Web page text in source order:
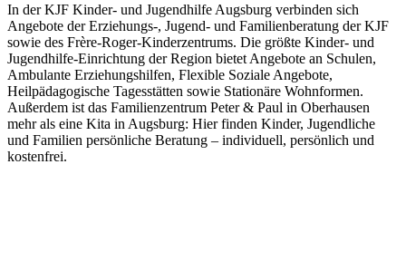
In der KJF Kinder- und Jugendhilfe Augsburg verbinden sich
Angebote der Erziehungs-, Jugend- und Familienberatung der KJF
sowie des Frère-Roger-Kinderzentrums. Die größte Kinder- und
Jugendhilfe-Einrichtung der Region bietet Angebote an Schulen,
Ambulante Erziehungshilfen, Flexible Soziale Angebote,
Heilpädagogische Tagesstätten sowie Stationäre Wohnformen.
Außerdem ist das Familienzentrum Peter & Paul in Oberhausen
mehr als eine Kita in Augsburg: Hier finden Kinder, Jugendliche
und Familien persönliche Beratung – individuell, persönlich und
kostenfrei.